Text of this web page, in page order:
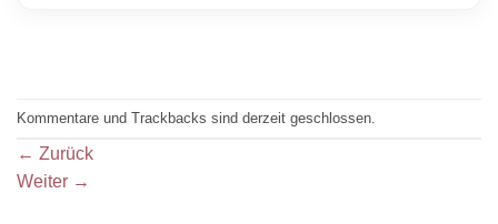
Kommentare und Trackbacks sind derzeit geschlossen.
← Zurück
Weiter →